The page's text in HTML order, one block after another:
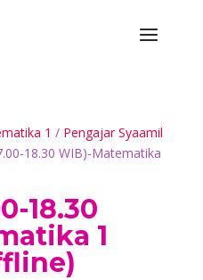
1 / Pengajar Syaamil
18.30 WIB)-Matematika
18.30
1